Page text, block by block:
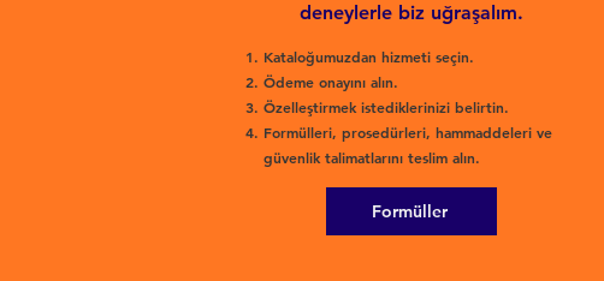
deneylerle biz uğraşalım.
Kataloğumuzdan hizmeti seçin.
Ödeme onayını alın.
Özelleştirmek istediklerinizi belirtin.
Formülleri, prosedürleri, hammaddeleri ve
güvenlik talimatlarını teslim alın.
Formüller